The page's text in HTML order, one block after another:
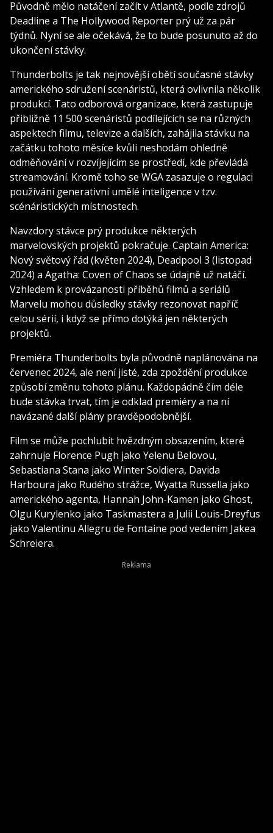
Původně mělo natáčení začít v Atlantě, podle zdrojů
Deadline a The Hollywood Reporter prý už za pár
týdnů. Nyní se ale očekává, že to bude posunuto až do
ukončení stávky.
Thunderbolts je tak nejnovější obětí současné stávky
amerického sdružení scenáristů, která ovlivnila několik
produkcí. Tato odborová organizace, která zastupuje
přibližně 11 500 scenáristů podílejících se na různých
aspektech filmu, televize a dalších, zahájila stávku na
začátku tohoto měsíce kvůli neshodám ohledně
odměňování v rozvíjejícím se prostředí, kde převládá
streamování. Kromě toho se WGA zasazuje o regulaci
používání generativní umělé inteligence v tzv.
scénáristických místnostech.
Navzdory stávce prý produkce některých
marvelovských projektů pokračuje. Captain America:
Nový světový řád (květen 2024), Deadpool 3 (listopad
2024) a Agatha: Coven of Chaos se údajně už natáčí.
Vzhledem k provázanosti příběhů filmů a seriálů
Marvelu mohou důsledky stávky rezonovat napříč
celou sérií, i když se přímo dotýká jen některých
projektů.
Premiéra Thunderbolts byla původně naplánována na
červenec 2024, ale není jisté, zda zpoždění produkce
způsobí změnu tohoto plánu. Každopádně čím déle
bude stávka trvat, tím je odklad premiéry a na ní
navázané další plány pravděpodobnější.
Film se může pochlubit hvězdným obsazením, které
zahrnuje Florence Pugh jako Yelenu Belovou,
Sebastiana Stana jako Winter Soldiera, Davida
Harboura jako Rudého strážce, Wyatta Russella jako
amerického agenta, Hannah John-Kamen jako Ghost,
Olgu Kurylenko jako Taskmastera a Julii Louis-Dreyfus
jako Valentinu Allegru de Fontaine pod vedením Jakea
Schreiera.